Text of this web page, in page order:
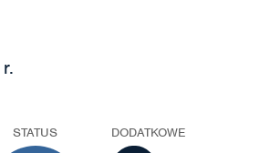
STATUS DODATKOWE